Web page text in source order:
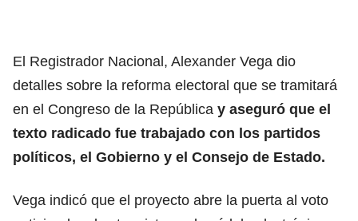
El Registrador Nacional, Alexander Vega dio
detalles sobre la reforma electoral que se tramitará
en el Congreso de la República y aseguró que el
texto radicado fue trabajado con los partidos
políticos, el Gobierno y el Consejo de Estado.
Vega indicó que el proyecto abre la puerta al voto